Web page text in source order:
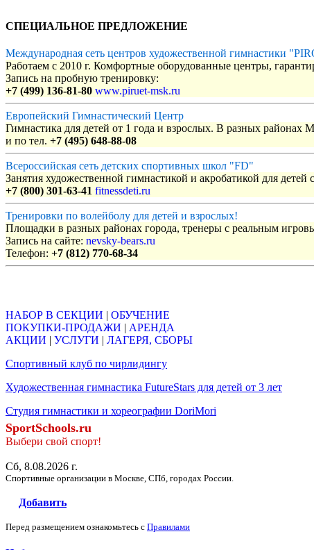
СПЕЦИАЛЬНОЕ ПРЕДЛОЖЕНИЕ
Международная сеть центров художественной гимнастики
Работаем с 2010 г. Комфортные оборудованные центры,
Запись на пробную тренировку:
+7 (499) 136-81-80 www.piruet-msk.ru
Европейский Гимнастический Центр
Гимнастика для детей от 1 года и взрослых. В разных районах
и по тел. +7 (495) 648-88-08
Всероссийская сеть детских спортивных школ "FD"
Занятия художественной гимнастикой и акробатикой для
+7 (800) 301-63-41 fitnessdeti.ru
Тренировки по волейболу для детей и взрослых!
Площадки в разных районах города, тренеры с реальным
Запись на сайте: nevsky-bears.ru
Телефон: +7 (812) 770-68-34
НАБОР В СЕКЦИИ | ОБУЧЕНИЕ
ПОКУПКИ-ПРОДАЖИ | АРЕНДА
АКЦИИ | УСЛУГИ | ЛАГЕРЯ, СБОРЫ
Спортивный клуб по чирлидингу
Художественная гимнастика FutureStars для детей от 3 лет
Студия гимнастики и хореографии DoriMori
SportSchools.ru
Выбери свой спорт!
Сб, 8.08.2026 г.
Спортивные организации в Москве, СПб, городах России.
Добавить
Перед размещением ознакомьтесь с Правилами